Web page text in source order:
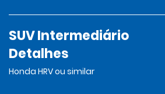
SUV Intermediário
Detalhes
Honda HRV ou similar